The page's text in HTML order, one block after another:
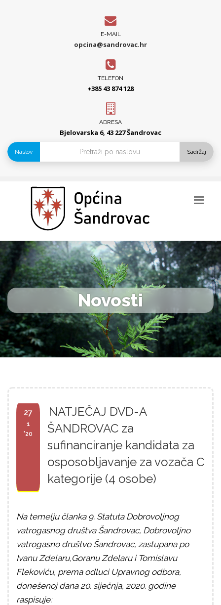
E-MAIL
opcina@sandrovac.hr
TELEFON
+385 43 874 128
ADRESA
Bjelovarska 6, 43 227 Šandrovac
Naslov Sadržaj
Novosti
27
1
'20
NATJEČAJ DVD-A
ŠANDROVAC za
sufinanciranje kandidata za
osposobljavanje za vozača C
kategorije (4 osobe)
Na temelju članka 9. Statuta Dobrovoljnog
vatrogasnog društva Šandrovac, Dobrovoljno
vatrogasno društvo Šandrovac, zastupana po
Ivanu Zdelaru,Goranu Zdelaru i Tomislavu
Flekoviću, prema odluci Upravnog odbora,
donešenoj dana 20. siječnja, 2020. godine
raspisuje: